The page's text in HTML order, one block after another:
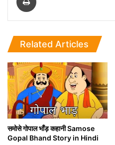
Related Articles
समोसे गोपाल भाँड़ कहानी Samose
Gopal Bhand Story in Hindi